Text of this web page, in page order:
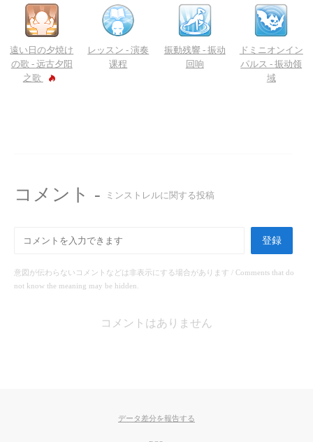
遠い日の夕焼け
の歌 - 远古夕阳
之歌
レッスン -演奏
课程
振動残響 - 振动
回响
ドミニオンイン
パルス -振动领
域
コメント - ミンストレルに関する投稿
登録
意図が伝わらないコメントなどは非表示にする場合があります / Comments that do
not know the meaning may be hidden.
コメントはありません
データ差分を報告する